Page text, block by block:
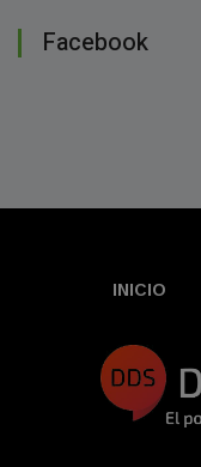
Facebook
INICIO